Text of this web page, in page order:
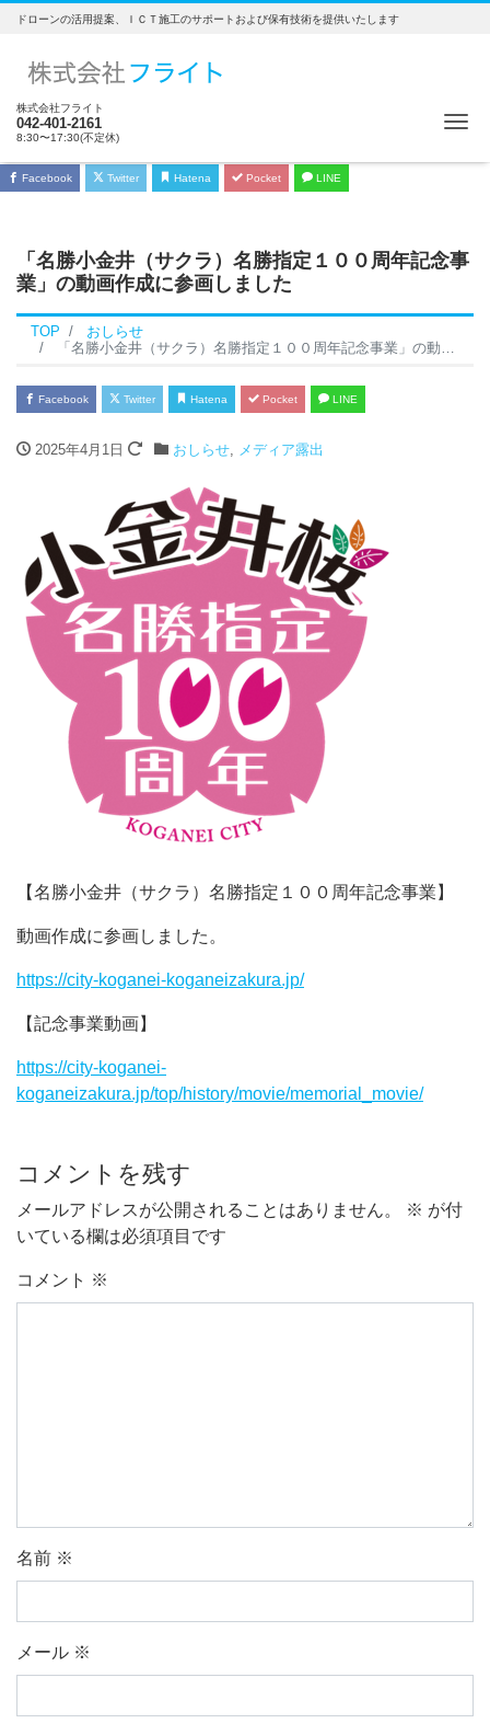
ドローンの活用提案、ＩＣＴ施工のサポートおよび保有技術を提供いたします
株式会社フライト
042-401-2161
8:30〜17:30(不定休)
Facebook Twitter Hatena Pocket LINE
「名勝小金井（サクラ）名勝指定１００周年記念事
業」の動画作成に参画しました
TOP
おしらせ
「名勝小金井（サクラ）名勝指定１００周年記念事業」の動画作成に参画しました
Facebook Twitter Hatena Pocket LINE
2025年4月1日 おしらせ, メディア露出
【名勝小金井（サクラ）名勝指定１００周年記念事業】
動画作成に参画しました。
https://city-koganei-koganeizakura.jp/
【記念事業動画】
https://city-koganei-
koganeizakura.jp/top/history/movie/memorial_movie/
コメントを残す
メールアドレスが公開されることはありません。 ※ が付
いている欄は必須項目です
コメント ※
名前 ※
メール ※